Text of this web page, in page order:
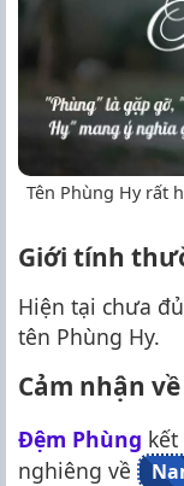
Tên Phùng Hy rất
Giới tính
Hiện tại chưa
tên Phùng Hy.
Cảm nhận
Đệm Phùng
nghiêng về